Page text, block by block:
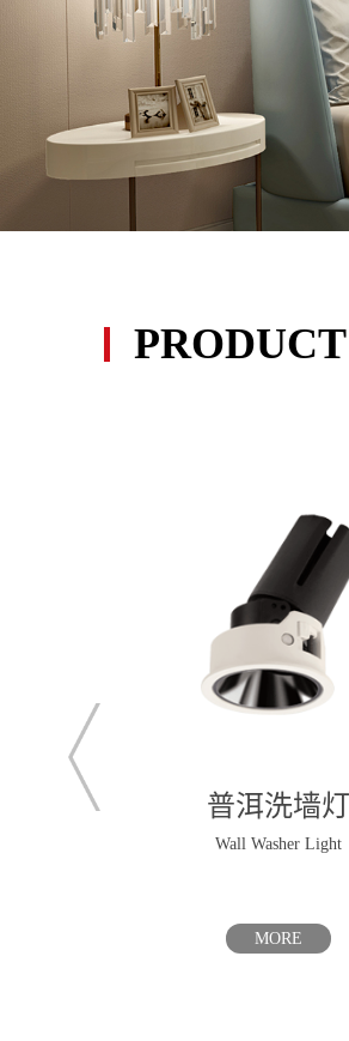
PRODUCT
普洱洗墙灯
Wall Washer Light
MORE